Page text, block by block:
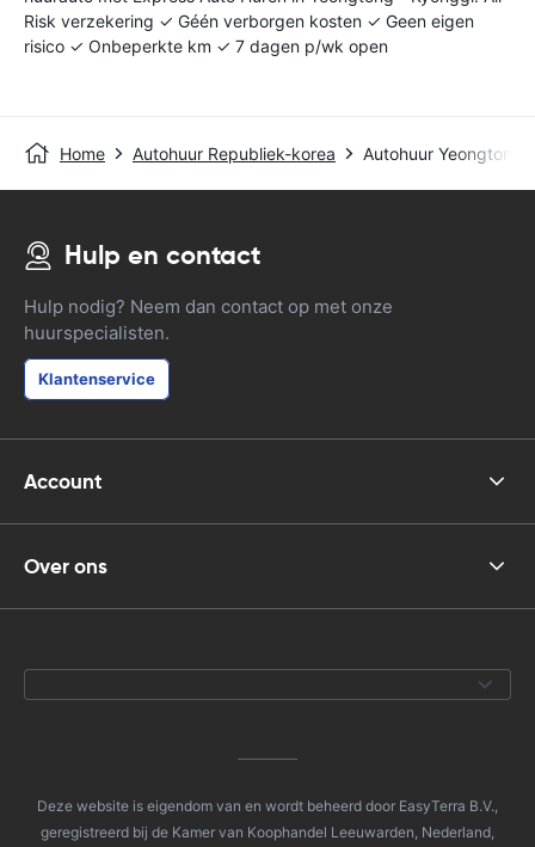
Risk verzekering ✓ Géén verborgen kosten ✓ Geen eigen
risico ✓ Onbeperkte km ✓ 7 dagen p/wk open
Home Autohuur Republiek-korea Autohuur Yeongtong
Hulp en contact
Hulp nodig? Neem dan contact op met onze
huurspecialisten.
Klantenservice
Account
Over ons
Deze website is eigendom van en wordt beheerd door EasyTerra B.V.,
geregistreerd bij de Kamer van Koophandel Leeuwarden, Nederland,